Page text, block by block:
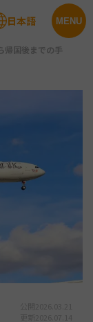
MENU
日本語
帰国後までの手